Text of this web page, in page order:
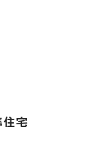
宅